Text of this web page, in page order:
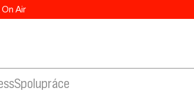
On Air
Spolupráce